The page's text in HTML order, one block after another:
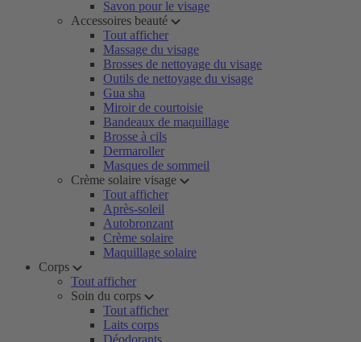
Savon pour le visage
Accessoires beauté
Tout afficher
Massage du visage
Brosses de nettoyage du visage
Outils de nettoyage du visage
Gua sha
Miroir de courtoisie
Bandeaux de maquillage
Brosse à cils
Dermaroller
Masques de sommeil
Crème solaire visage
Tout afficher
Après-soleil
Autobronzant
Crème solaire
Maquillage solaire
Corps
Tout afficher
Soin du corps
Tout afficher
Laits corps
Déodorants